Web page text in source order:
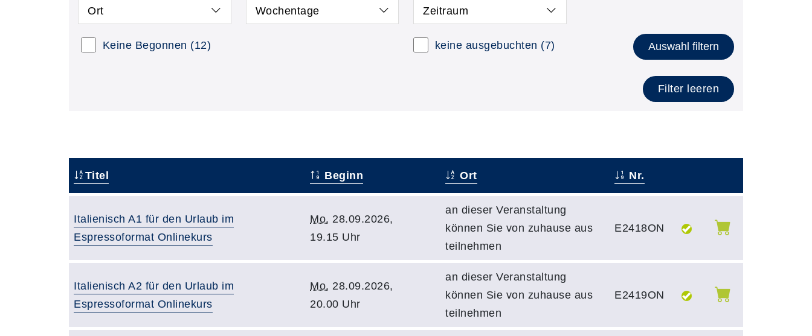
Ort Wochentage Zeitraum
Keine Begonnen (12) keine ausgebuchten (7) Auswahl filtern
Filter leeren
Titel Beginn Ort Nr.
Italienisch A1 für den Urlaub im
Espressoformat Onlinekurs
Mo. 28.09.2026,
19.15 Uhr
an dieser Veranstaltung
können Sie von zuhause aus
teilnehmen
E2418ON
Italienisch A2 für den Urlaub im
Espressoformat Onlinekurs
Mo. 28.09.2026,
20.00 Uhr
an dieser Veranstaltung
können Sie von zuhause aus
teilnehmen
E2419ON